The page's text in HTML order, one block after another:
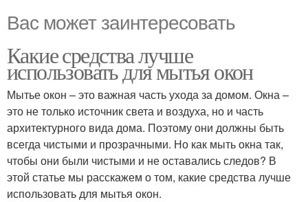
Вас может заинтересовать
Какие средства лучше
использовать для мытья окон
Мытье окон – это важная часть ухода за домом. Окна –
это не только источник света и воздуха, но и часть
архитектурного вида дома. Поэтому они должны быть
всегда чистыми и прозрачными. Но как мыть окна так,
чтобы они были чистыми и не оставались следов? В
этой статье мы расскажем о том, какие средства лучше
использовать для мытья окон.